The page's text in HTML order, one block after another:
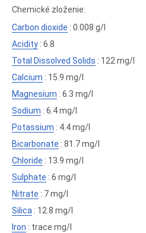
Chemické zloženie:
Carbon dioxide : 0.008 g/l
Acidity : 6.8
Total Dissolved Solids : 122 mg/l
Calcium : 15.9 mg/l
Magnesium : 6.3 mg/l
Sodium : 6.4 mg/l
Potassium : 4.4 mg/l
Bicarbonate : 81.7 mg/l
Chloride : 13.9 mg/l
Sulphate : 6 mg/l
Nitrate : 7 mg/l
Silica : 12.8 mg/l
Iron : trace mg/l